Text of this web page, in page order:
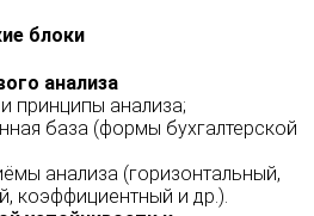
блоки
анализа
принципы анализа;
база (формы бухгалтерской
анализа (горизонтальный,
коэффициентный и др.).